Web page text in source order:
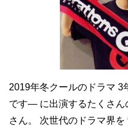
2019年冬クールのドラマ
です― に出演するたくさん
さん。 次世代のドラマ界